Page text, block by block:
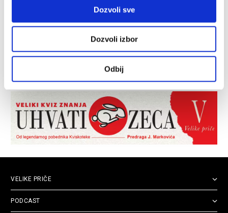
Dozvoli sve
Dozvoli izbor
Odbij
VELIKE PRIČE
PODCAST